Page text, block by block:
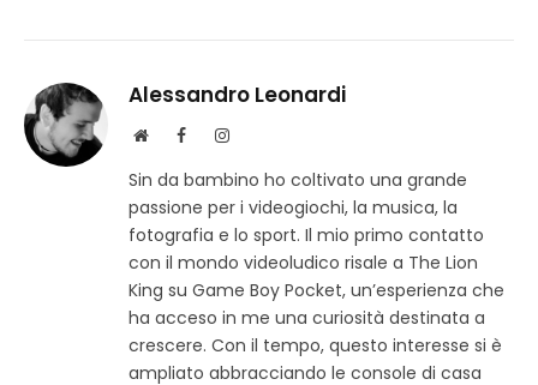
Alessandro Leonardi
S
t
o
w
F
c
e
b
k
I
s
t
a
a
m
Sin da bambino ho coltivato una grande
passione per i videogiochi, la musica, la
fotografia e lo sport. Il mio primo contatto
con il mondo videoludico risale a The Lion
King su Game Boy Pocket, un’esperienza che
ha acceso in me una curiosità destinata a
crescere. Con il tempo, questo interesse si è
ampliato abbracciando le console di casa